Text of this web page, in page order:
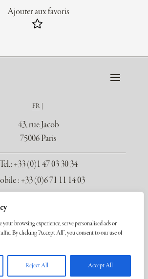
your browsing experience, serve personalised ads or
By clicking "Accept All", you consent to our use of
Reject All Accept All
Ajouter aux favoris
FR
43, rue Jacob
75006 Paris
Tel.: +33 (0)1 47 03 30 34
: +33 (0)6 71 11 14 03